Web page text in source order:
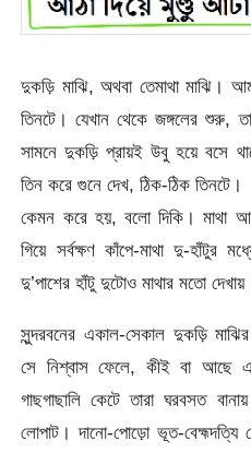
দুকড়ি মাঝি, অথবা তেমাথা মাঝি।
তিনটে। যেখান থেকে জঙ্গলের শুরু,
সামনে দুকড়ি প্রায়ই উবু হয়ে বসে
তিন করে গুনে দেখ, ঠিক-ঠিক তিনটে।
কেমন করে হয়, বলো দিকি। মাথা
গিয়ে সর্বক্ষণ কাঁপে-মাথা দু-হাঁটুর
দু’পাশের হাঁটু দুটোও মাথার মতো
সুন্দরবনের একাল-সেকাল দুকড়ি
সে নিশ্বাস ফেলে, কীই বা আছে
গাছগাছালি কেটে তারা ঘরবসত
লোপাট। দানো-পোড়ো ভূত-বেহ্মদত্যি